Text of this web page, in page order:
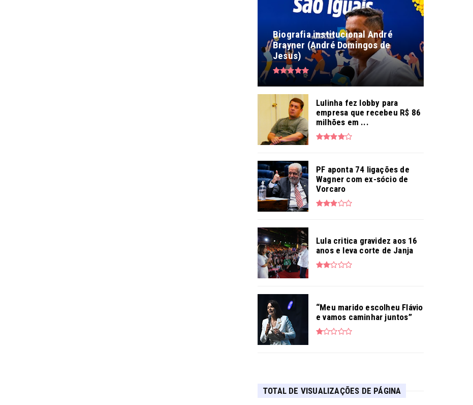
Biografia institucional André
Brayner (André Domingos de
Jesus)
Lulinha fez lobby para
empresa que recebeu R$ 86
milhões em ...
PF aponta 74 ligações de
Wagner com ex-sócio de
Vorcaro
Lula critica gravidez aos 16
anos e leva corte de Janja
“Meu marido escolheu Flávio
e vamos caminhar juntos”
TOTAL DE VISUALIZAÇÕES DE PÁGINA